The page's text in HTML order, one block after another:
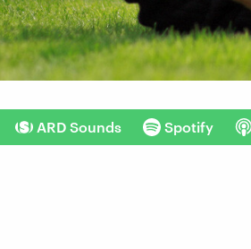
ARD Sounds Spotify